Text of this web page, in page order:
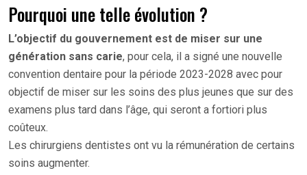
Pourquoi une telle évolution ?
L’objectif du gouvernement est de miser sur une
génération sans carie, pour cela, il a signé une nouvelle
convention dentaire pour la période 2023-2028 avec pour
objectif de miser sur les soins des plus jeunes que sur des
examens plus tard dans l’âge, qui seront a fortiori plus
coûteux.
Les chirurgiens dentistes ont vu la rémunération de certains
soins augmenter.